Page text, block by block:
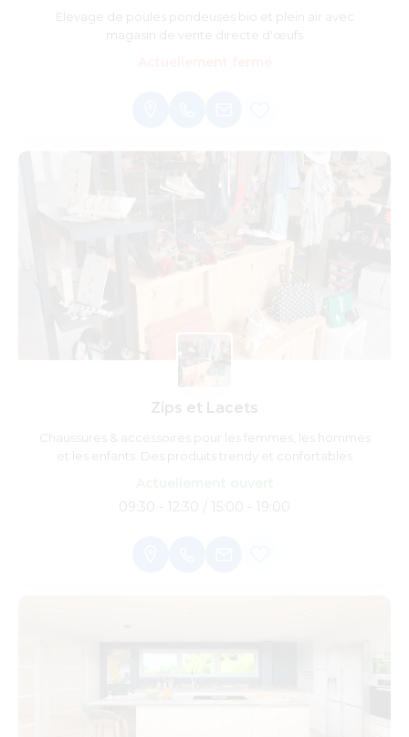
Elevage de poules pondeuses bio et plein air avec
magasin de vente directe d'œufs
Zips et Lacets
Chaussures & accessoires pour les femmes, les hommes
et les enfants. Des produits trendy et confortables
09:30 - 12:30 / 15:00 - 19:00